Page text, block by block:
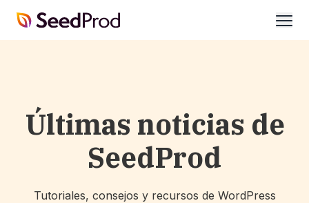
SeedProd
Últimas noticias de
SeedProd
Tutoriales, consejos y recursos de WordPress